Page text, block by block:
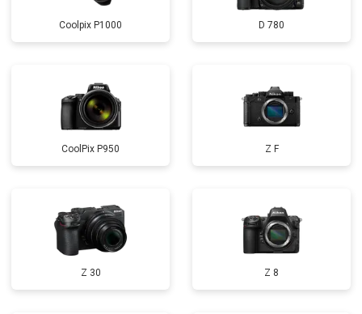
Coolpix P1000 D 780
CoolPix P950 Z F
Z 30 Z 8